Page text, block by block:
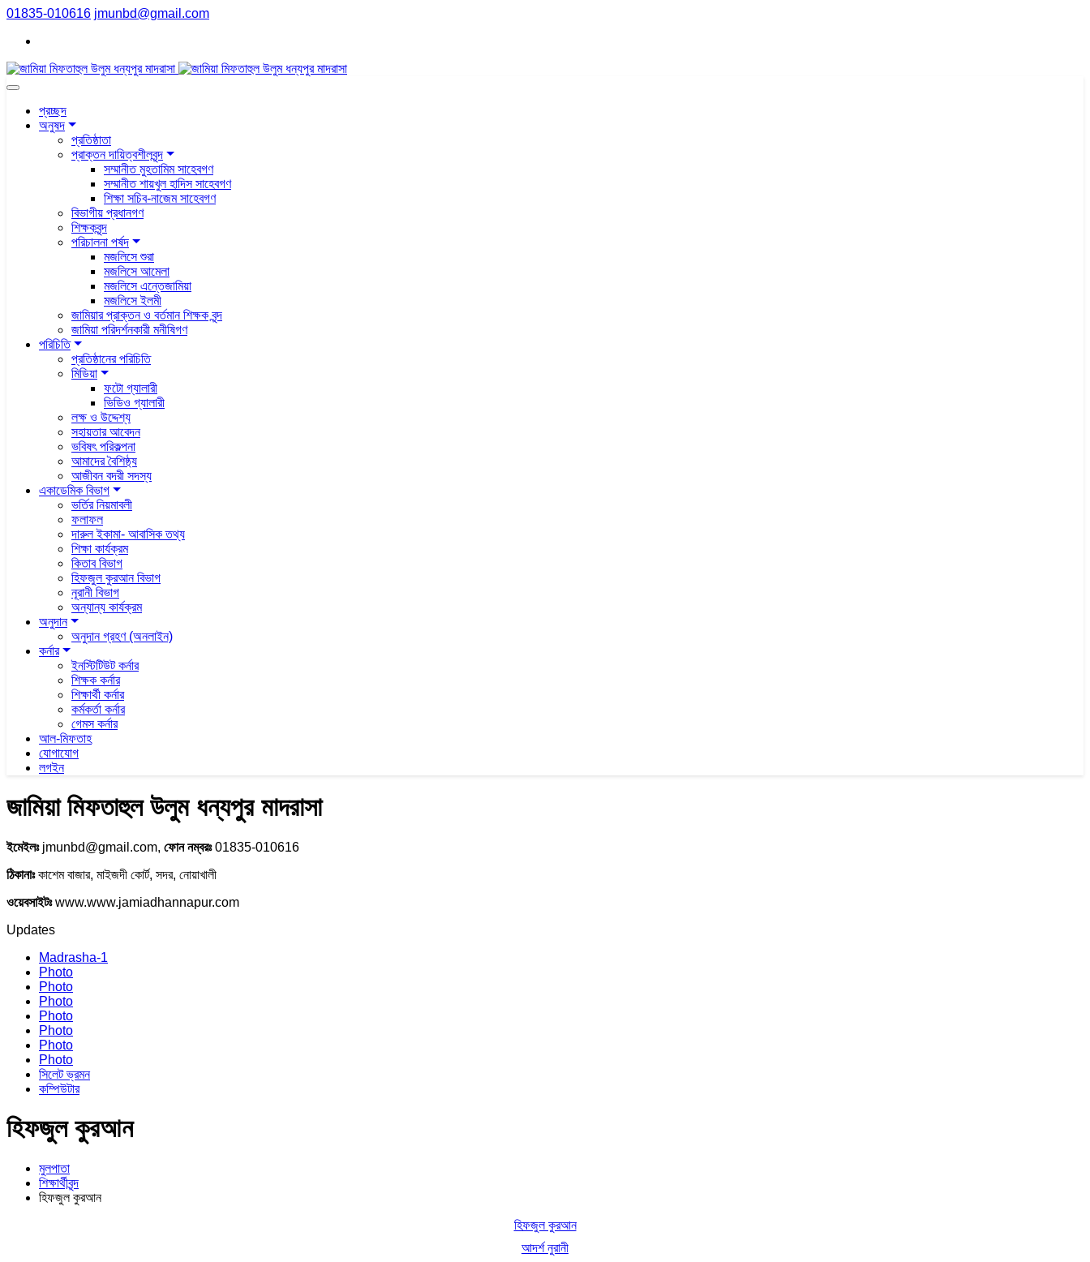
01835-010616 jmunbd@gmail.com
প্রচ্ছদ
অনুষদ
প্রতিষ্ঠাতা
প্রাক্তন দায়িত্বশীলবৃন্দ
সম্মানীত মুহতামিম সাহেবগণ
সম্মানীত শায়খুল হাদিস সাহেবগণ
শিক্ষা সচিব-নাজেম সাহেবগণ
বিভাগীয় প্রধানগণ
শিক্ষকবৃন্দ
পরিচালনা পর্ষদ
মজলিসে শুরা
মজলিসে আমেলা
মজলিসে এন্তেজামিয়া
মজলিসে ইলমী
জামিয়ার প্রাক্তন ও বর্তমান শিক্ষক বৃন্দ
জামিয়া পরিদর্শনকারী মনীষিগণ
পরিচিতি
প্রতিষ্ঠানের পরিচিতি
মিডিয়া
ফটো গ্যালারী
ভিডিও গ্যালারী
লক্ষ ও উদ্দেশ্য
সহায়তার আবেদন
ভবিষৎ পরিকল্পনা
আমাদের বৈশিষ্ঠ্য
আজীবন বদরী সদস্য
একাডেমিক বিভাগ
ভর্তির নিয়মাবলী
ফলাফল
দারুল ইকামা- আবাসিক তথ্য
শিক্ষা কার্যক্রম
কিতাব বিভাগ
হিফজুল কুরআন বিভাগ
নূরানী বিভাগ
অন্যান্য কার্যক্রম
অনুদান
অনুদান গ্রহণ (অনলাইন)
কর্নার
ইনস্টিটিউট কর্নার
শিক্ষক কর্নার
শিক্ষার্থী কর্নার
কর্মকর্তা কর্নার
গেমস কর্নার
আল-মিফতাহ
যোগাযোগ
লগইন
জামিয়া মিফতাহুল উলুম ধন্যপুর মাদরাসা
ইমেইলঃjmunbd@gmail.com, ফোন নম্বরঃ01835-010616
ঠিকানাঃকাশেম বাজার, মাইজদী কোর্ট, সদর, নোয়াখালী
ওয়েবসাইটঃwww.www.jamiadhannapur.com
Updates
Madrasha-1
Photo
Photo
Photo
Photo
Photo
Photo
Photo
সিলেট ভ্রমন
কম্পিউটার
হিফজুল কুরআন
মুলপাতা
শিক্ষার্থীবৃন্দ
হিফজুল কুরআন
হিফজুল কুরআন
আদর্শ নুরানী